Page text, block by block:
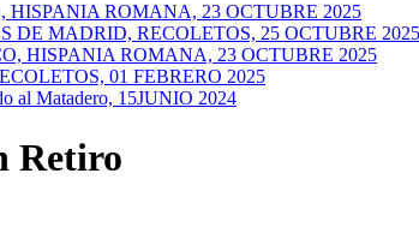
ROMANA, 23 OCTUBRE 2025
DE MADRID, RECOLETOS, 25 OCTUBRE 2025
HISPANIA ROMANA, 23 OCTUBRE 2025
01 FEBRERO 2025
al Matadero, 15JUNIO 2024
Retiro